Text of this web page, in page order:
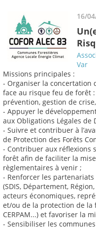
16/
Var
Missions principales :
- Organiser la concertation
face au risque feu de forêt
prévention, gestion de
- Appuyer le
aux Obligations Légales de
- Suivre et contribuer à
de Protection des Forêts
- Contribuer aux réflexions
forêt afin de faciliter la
règlementaires à venir ;
- Renforcer les
(SDIS, Département, Région,
acteurs économiques,
et/ou de la protection de la
CERPAM...) et favoriser la
- Sensibiliser les